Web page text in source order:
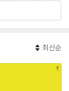
97), 북미성서
로 봉직했다. 콜
총괄 편집자로 일했
출판 및 편집했고,
Jewish Ident
The Scept
최신순